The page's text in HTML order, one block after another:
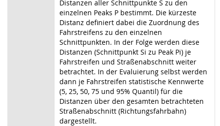
Distanzen aller Schnittpunkte S zu den
einzelnen Peaks P bestimmt. Die kürzeste
Distanz definiert dabei die Zuordnung des
Fahrstreifens zu den einzelnen
Schnittpunkten. In der Folge werden diese
Distanzen (Schnittpunkt Si zu Peak Pi) je
Fahrstreifen und Straßenabschnitt weiter
betrachtet. In der Evaluierung selbst werden
dann je Fahrstreifen statistische Kennwerte
(5, 25, 50, 75 und 95% Quantil) für die
Distanzen über den gesamten betrachteten
Straßenabschnitt (Richtungsfahrbahn)
dargestellt.